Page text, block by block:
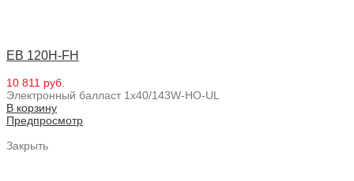
EB 120H-FH
10 811 руб.
Электронный балласт 1x40/143W-HO-UL
В корзину
Предпросмотр
Закрыть